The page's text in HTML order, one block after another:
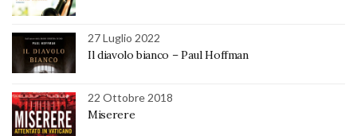
27 Luglio 2022
Il diavolo bianco – Paul Hoffman
22 Ottobre 2018
Miserere